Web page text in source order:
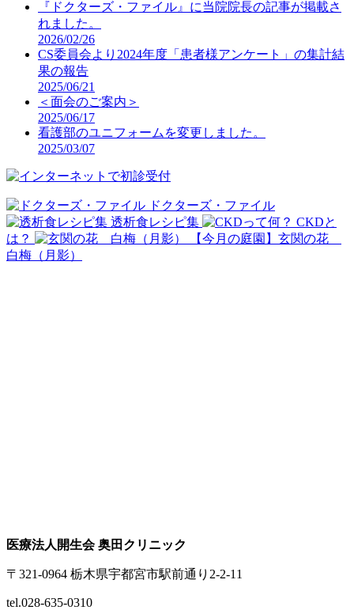
『ドクターズ・ファイル』に当院院長の記事が掲載さ
れました。
2026/02/26
CS委員会より2024年度「患者様アンケート」の集計結
果の報告
2025/06/21
＜面会のご案内＞
2025/06/17
看護部のユニフォームを変更しました。
2025/03/07
ドクターズ・ファイル
透析食レシピ集
CKDと
は？
【今月の庭園】玄関の花
白梅（月影）
医療法人開生会 奥田クリニック
〒321-0964 栃木県宇都宮市駅前通り2-2-11
tel.028-635-0310